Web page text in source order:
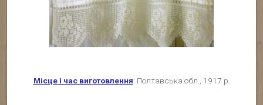
Місце і час виготовлення: Полтавська обл., 1917 р.